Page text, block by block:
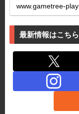
www.gametree-
最新情報はこち